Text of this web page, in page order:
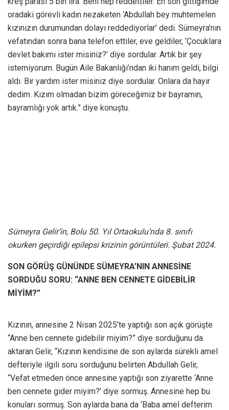
oradaki görevli kadın nezaketen ‘Abdullah bey muhtemelen
kızınızın durumundan dolayı reddediyorlar’ dedi. Sümeyra’nın
vefatından sonra bana telefon ettiler, eve geldiler, ‘Çocuklara
devlet bakımı ister misiniz?’ diye sordular. Artık bir şey
istemiyorum. Bugün Aile Bakanlığı’ndan iki hanım geldi, bilgi
aldı. Bir yardım ister misiniz diye sordular. Onlara da hayır
dedim. Kızım olmadan bizim göreceğimiz bir bayramın,
bayramlığı yok artık.” diye konuştu.
Sümeyra Gelir’in, Bolu 50. Yıl Ortaokulu’nda 8. sınıfı
okurken geçirdiği epilepsi krizinin görüntüleri. Şubat 2024.
SON GÖRÜŞ GÜNÜNDE SÜMEYRA’NIN ANNESİNE
SORDUĞU SORU: “ANNE BEN CENNETE GİDEBİLİR
MİYİM?”
Kızının, annesine 2 Nisan 2025’te yaptığı son açık görüşte
“Anne ben cennete gidebilir miyim?” diye sorduğunu da
aktaran Gelir, “Kızının kendisine de son aylarda sürekli amel
defteriyle ilgili soru sorduğunu belirten Abdullah Gelir,
“Vefat etmeden önce annesine yaptığı son ziyarette ‘Anne
ben cennete gider miyim?’ diye sormuş. Annesine hep bu
konuları sormuş. Son aylarda bana da ‘Baba amel defterim